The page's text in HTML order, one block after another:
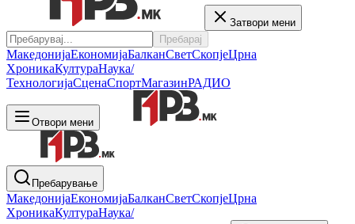
Затвори мени
Пребарај
МакедонијаЕкономијаБалканСветСкопјеЦрна
ХроникаКултураНаука/
ТехнологијаСценаСпортМагазинРАДИО
Отвори мени
Пребарување
МакедонијаЕкономијаБалканСветСкопјеЦрна
ХроникаКултураНаука/